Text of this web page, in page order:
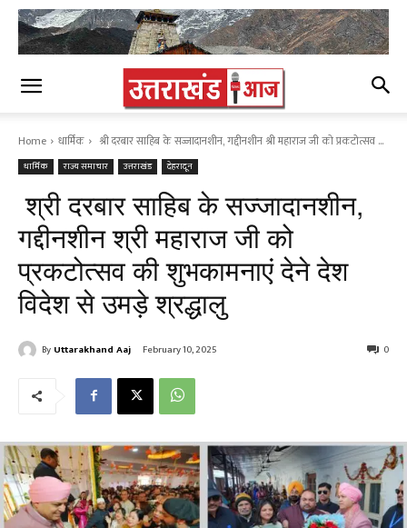
Home धार्मिक श्री दरबार साहिब के सज्जादानशीन, गद्दीनशीन श्री महाराज जी को प्रकटोत्सव ...
धार्मिक राज्य समाचार उत्तराखंड देहरादून
श्री दरबार साहिब के सज्जादानशीन,
गद्दीनशीन श्री महाराज जी को
प्रकटोत्सव की शुभकामनाएं देने देश
विदेश से उमड़े श्रद्धालु
By Uttarakhand Aaj February 10, 2025 0